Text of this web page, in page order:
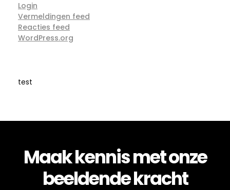
Login
Vermeldingen feed
Reacties feed
WordPress.org
test
Maak kennis met onze
beeldende kracht